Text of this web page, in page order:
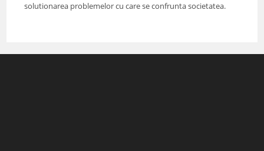
solutionarea problemelor cu care se confrunta societatea.